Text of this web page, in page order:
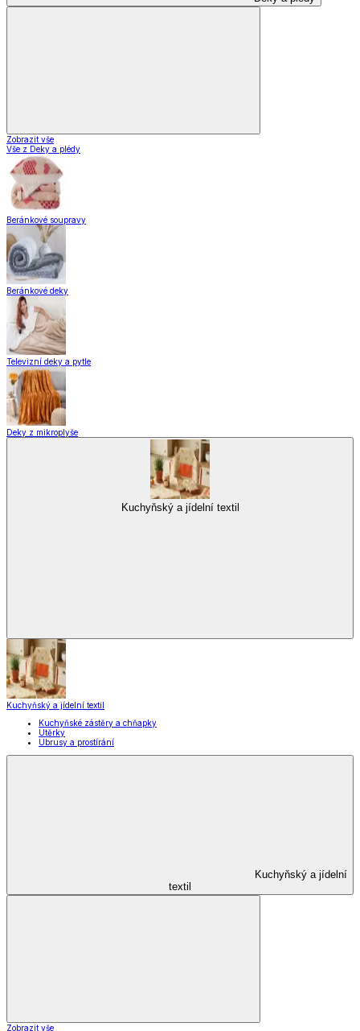
Zobrazit vše
Vše z Deky a plédy
Beránkové soupravy
Beránkové deky
Televizní deky a pytle
Deky z mikroplyše
Kuchyňský a jídelní textil
Kuchyňský a jídelní textil
Kuchyňské zástěry a chňapky
Utěrky
Ubrusy a prostírání
Kuchyňský a jídelní
textil
Zobrazit vše